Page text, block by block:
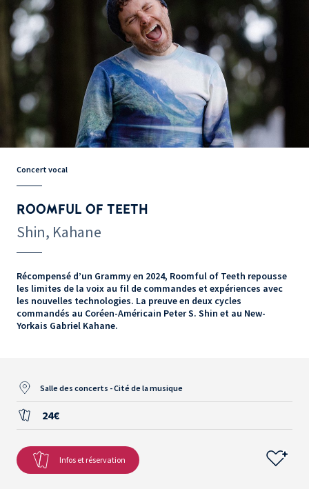
Concert vocal
ROOMFUL OF TEETH
Shin, Kahane
Récompensé d’un Grammy en 2024, Roomful of Teeth repousse
les limites de la voix au fil de commandes et expériences avec
les nouvelles technologies. La preuve en deux cycles
commandés au Coréen-Américain Peter S. Shin et au New-
Yorkais Gabriel Kahane.
Salle des concerts - Cité de la musique
24€
Infos et réservation